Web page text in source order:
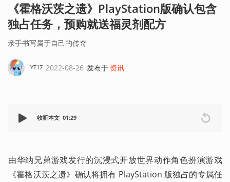
《霍格沃茨之遗》PlayStation版确认包含
独占任务，预购就送福灵剂配方
亲手书写属于自己的传奇
YT17 2022-08-26 发布于 资讯
收听本文 01:29
由华纳兄弟游戏发行的沉浸式开放世界动作角色扮演游戏
《霍格沃茨之遗》确认将拥有 PlayStation 版独占的专属任